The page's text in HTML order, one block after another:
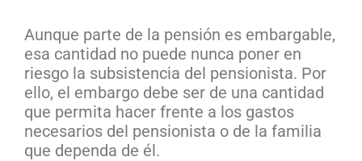
Aunque parte de la pensión es embargable,
esa cantidad no puede nunca poner en
riesgo la subsistencia del pensionista. Por
ello, el embargo debe ser de una cantidad
que permita hacer frente a los gastos
necesarios del pensionista o de la familia
que dependa de él.